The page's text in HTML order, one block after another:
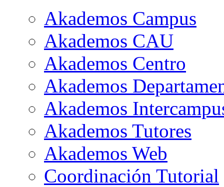
Akademos Campus
Akademos CAU
Akademos Centro
Akademos
Akademos
Akademos Tutores
Akademos Web
Coordinación Tutorial